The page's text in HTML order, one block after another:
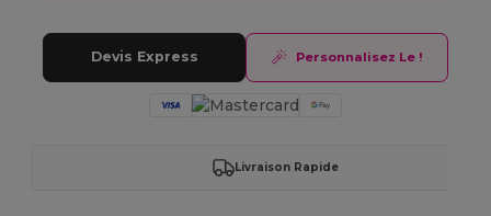
Devis Express Personnalisez Le !
Livraison Rapide